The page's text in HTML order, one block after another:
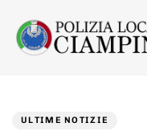
ULTIME NOTIZIE